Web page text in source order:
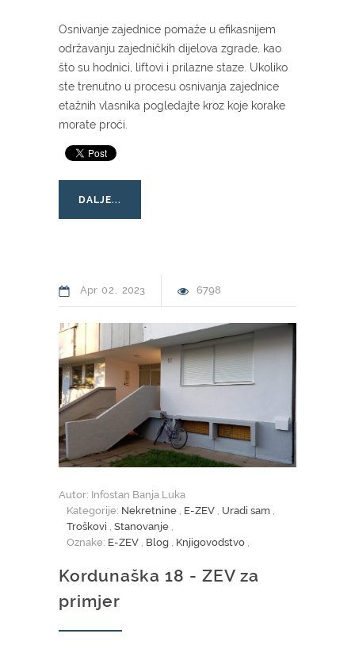
Osnivanje zajednice pomaže u efikasnijem
održavanju zajedničkih dijelova zgrade, kao
što su hodnici, liftovi i prilazne staze. Ukoliko
ste trenutno u procesu osnivanja zajednice
etažnih vlasnika pogledajte kroz koje korake
morate proći.
DALJE...
Apr 02 2023 6798
Autor: Infostan Banja Luka
Kategorije: Nekretnine , E-ZEV , Uradi sam ,
Troškovi , Stanovanje ,
Oznake: E-ZEV , Blog , Knjigovodstvo ,
Kordunaška 18 - ZEV za
primjer